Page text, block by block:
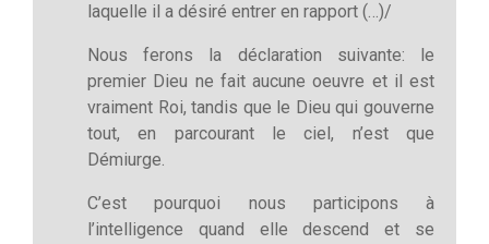
laquelle il a désiré entrer en rapport (…)/
Nous ferons la déclaration suivante: le
premier Dieu ne fait aucune oeuvre et il est
vraiment Roi, tandis que le Dieu qui gouverne
tout, en parcourant le ciel, n’est que
Démiurge.
C’est pourquoi nous participons à
l’intelligence quand elle descend et se